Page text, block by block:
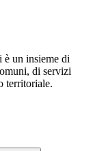
è un insieme di
di servizi
territoriale.